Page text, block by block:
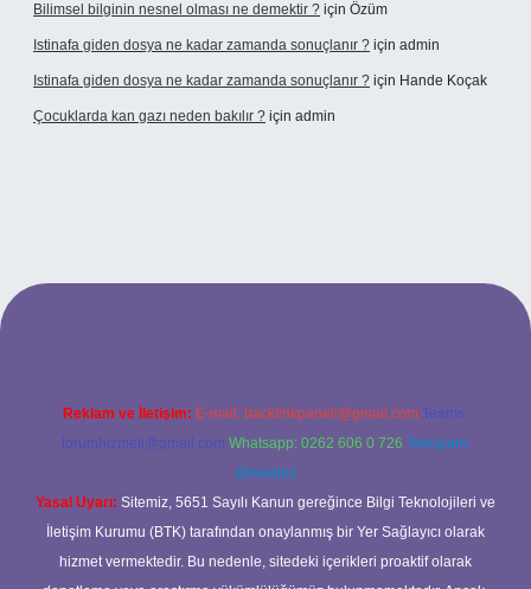
Bilimsel bilginin nesnel olması ne demektir ? için Özüm
Istinafa giden dosya ne kadar zamanda sonuçlanır ? için admin
Istinafa giden dosya ne kadar zamanda sonuçlanır ? için Hande Koçak
Çocuklarda kan gazı neden bakılır ? için admin
Reklam ve İletişim: E-mail: backlinkpaneli@gmail.com Teams:
forumhizmeti@gmail.com Whatsapp: 0262 606 0 726 Telegram:
@karabul
Yasal Uyarı: Sitemiz, 5651 Sayılı Kanun gereğince Bilgi Teknolojileri ve
İletişim Kurumu (BTK) tarafından onaylanmış bir Yer Sağlayıcı olarak
hizmet vermektedir. Bu nedenle, sitedeki içerikleri proaktif olarak